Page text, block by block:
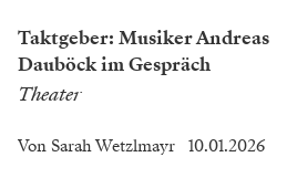
Taktgeber: Musiker Andreas
Dauböck im Gespräch
Theater
Von Sarah Wetzlmayr 10.01.2026